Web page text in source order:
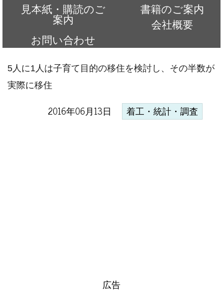
見本紙・購読のご
案内
書籍のご案内
会社概要
お問い合わせ
5人に1人は子育て目的の移住を検討し、その半数が
実際に移住
2016年06月13日 着工・統計・調査
広告